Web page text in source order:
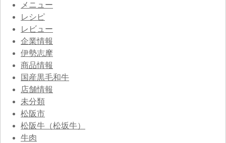
メニュー
レシピ
レビュー
企業情報
伊勢志摩
商品情報
国産黒毛和牛
店舗情報
未分類
松阪市
松阪牛（松坂牛）
牛肉